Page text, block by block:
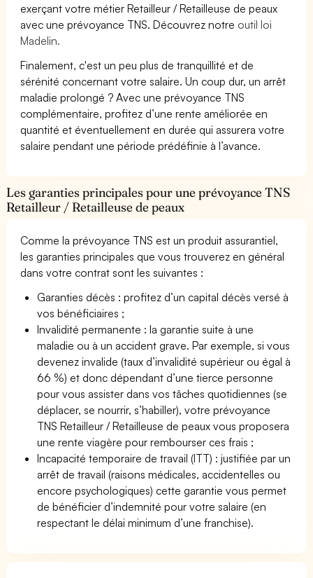
exerçant votre métier Retailleur / Retailleuse de peaux
avec une prévoyance TNS. Découvrez notre outil loi
Madelin.
Finalement, c'est un peu plus de tranquillité et de
sérénité concernant votre salaire. Un coup dur, un arrêt
maladie prolongé ? Avec une prévoyance TNS
complémentaire, profitez d’une rente améliorée en
quantité et éventuellement en durée qui assurera votre
salaire pendant une période prédéfinie à l’avance.
Les garanties principales pour une prévoyance TNS
Retailleur / Retailleuse de peaux
Comme la prévoyance TNS est un produit assurantiel,
les garanties principales que vous trouverez en général
dans votre contrat sont les suivantes :
Garanties décès : profitez d’un capital décès versé à
vos bénéficiaires ;
Invalidité permanente : la garantie suite à une
maladie ou à un accident grave. Par exemple, si vous
devenez invalide (taux d’invalidité supérieur ou égal à
66 %) et donc dépendant d’une tierce personne
pour vous assister dans vos tâches quotidiennes (se
déplacer, se nourrir, s’habiller), votre prévoyance
TNS Retailleur / Retailleuse de peaux vous proposera
une rente viagère pour rembourser ces frais ;
Incapacité temporaire de travail (ITT) : justifiée par un
arrêt de travail (raisons médicales, accidentelles ou
encore psychologiques) cette garantie vous permet
de bénéficier d’indemnité pour votre salaire (en
respectant le délai minimum d’une franchise).